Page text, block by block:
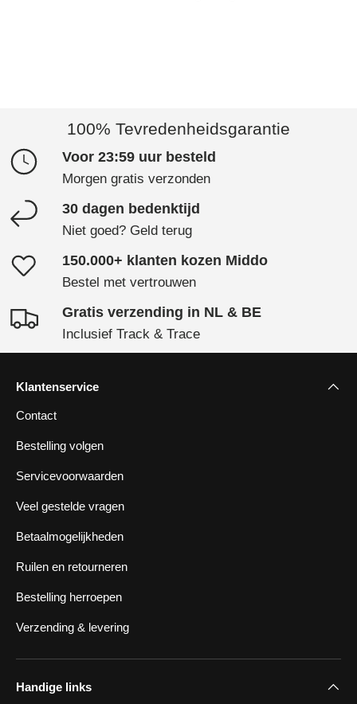
100% Tevredenheidsgarantie
Voor 23:59 uur besteld
Morgen gratis verzonden
30 dagen bedenktijd
Niet goed? Geld terug
150.000+ klanten kozen Middo
Bestel met vertrouwen
Gratis verzending in NL & BE
Inclusief Track & Trace
Klantenservice
Contact
Bestelling volgen
Servicevoorwaarden
Veel gestelde vragen
Betaalmogelijkheden
Ruilen en retourneren
Bestelling herroepen
Verzending & levering
Handige links